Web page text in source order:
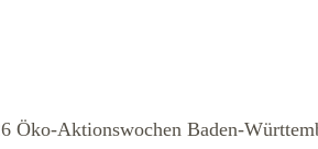
Öko-Aktionswochen Baden-